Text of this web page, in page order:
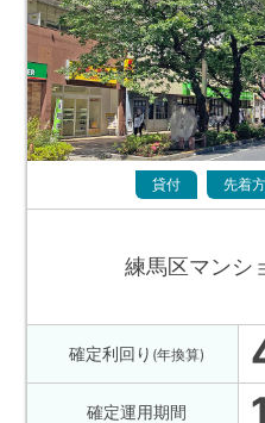
貸付 先着
練馬区マンシ
確定利回り (年換算)
確定運用期間